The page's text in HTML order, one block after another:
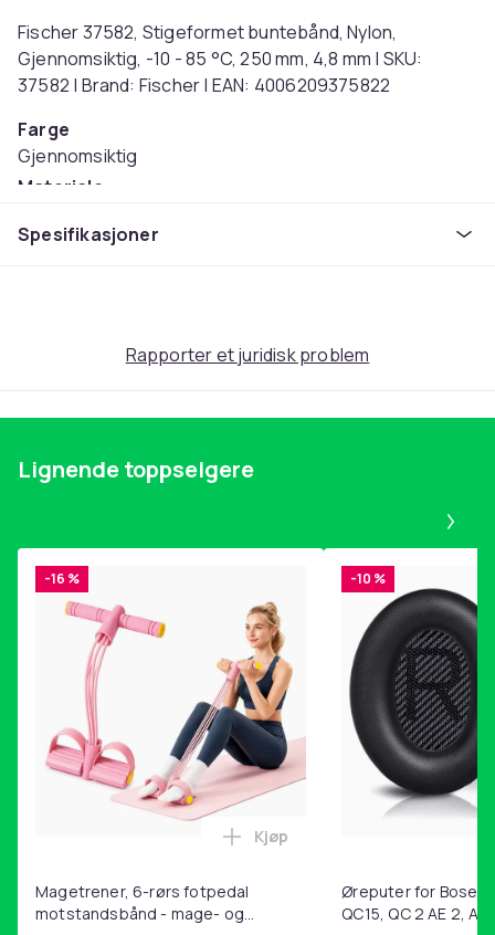
Fischer 37582, Stigeformet buntebånd, Nylon,
Gjennomsiktig, -10 - 85 °C, 250 mm, 4,8 mm | SKU:
37582 | Brand: Fischer | EAN: 4006209375822
Farge
Gjennomsiktig
Materiale
Artikkel nr.
Spesifikasjoner
Rapporter et juridisk problem
Lignende toppselgere
-16 %
Magetrener, 6-rørs fotpedal
motstandsbånd - mage- og
Legg Magetrener, 6-rørs
Kjøp
-10 %
Øreputer for Bose
QC15, QC 2 AE 2, AE